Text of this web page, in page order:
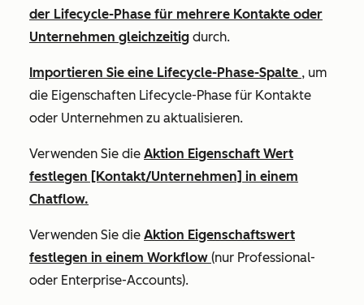
der Lifecycle-Phase für mehrere Kontakte oder
Unternehmen gleichzeitig durch.
Importieren Sie eine Lifecycle-Phase-Spalte , um
die Eigenschaften Lifecycle-Phase für Kontakte
oder Unternehmen zu aktualisieren.
Verwenden Sie die Aktion Eigenschaft Wert
festlegen [Kontakt/Unternehmen] in einem
Chatflow.
Verwenden Sie die Aktion Eigenschaftswert
festlegen in einem Workflow (nur Professional-
oder Enterprise-Accounts).